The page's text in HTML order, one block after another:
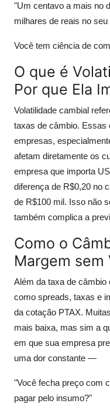
"Um centavo a mais no
milhares de reais no
Você tem ciência de
O que é
Por que Ela
Volatilidade cambial
taxas de câmbio. Essas
empresas,
afetam diretamente os
empresa que importa
diferença de R$0,20 no
de R$100 mil. Isso não
também complica a
Como o
Margem
Além da taxa de
como spreads, taxas e
da cotação PTAX.
mais baixa, mas sim a
em que sua empresa
uma dor constante —
"Você fecha preço com
pagar pelo insumo?"